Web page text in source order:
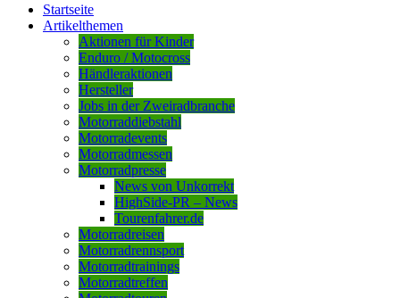
Startseite
Artikelthemen
Aktionen für Kinder
Enduro / Motocross
Händleraktionen
Hersteller
Jobs in der Zweiradbranche
Motorraddiebstahl
Motorradevents
Motorradmessen
Motorradpresse
News von Unkorrekt
HighSide-PR – News
Tourenfahrer.de
Motorradreisen
Motorradrennsport
Motorradtrainings
Motorradtreffen